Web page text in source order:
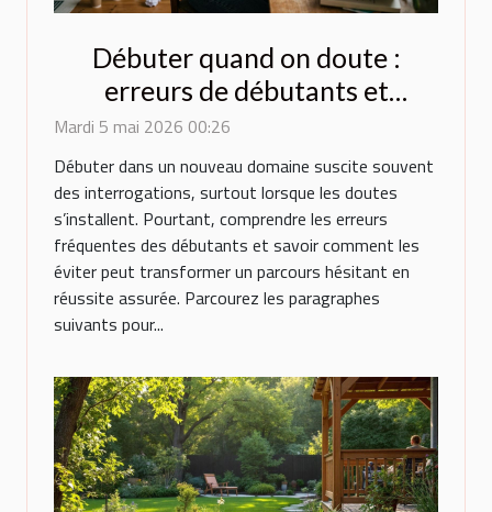
Débuter quand on doute :
erreurs de débutants et
comment les éviter
Mardi 5 mai 2026 00:26
Débuter dans un nouveau domaine suscite souvent
des interrogations, surtout lorsque les doutes
s’installent. Pourtant, comprendre les erreurs
fréquentes des débutants et savoir comment les
éviter peut transformer un parcours hésitant en
réussite assurée. Parcourez les paragraphes
suivants pour...